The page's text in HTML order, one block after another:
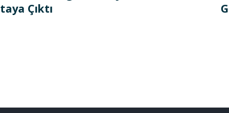
Çıktı